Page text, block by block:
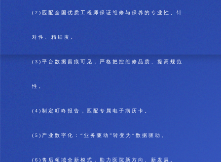
(2)匹配全国优质工程师保证维修与保养的专业性、针
对性、精细度。
(3)平台数据留痕可见，严格把控维修品质、提高规范
性。
(4)制定叮咚报告，匹配专属电子病历卡。
(5)产业数字化：“业务驱动”转变为“数据驱动。
(6)售后领域全新模式，助力医院新方向、新发展。